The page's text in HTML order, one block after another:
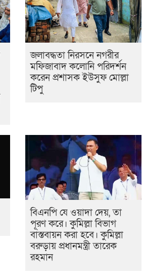
জলাবদ্ধতা নিরসনে নগরীর
মফিজাবাদ কলোনি পরিদর্শন
করেন প্রশাসক ইউসুফ মোল্লা
টিপু
বিএনপি যে ওয়াদা দেয়, তা
পূরণ করে। কুমিল্লা বিভাগ
বাস্তবায়ন করা হবে। কুমিল্লা
বরুড়ায় প্রধানমন্ত্রী তারেক
রহমান